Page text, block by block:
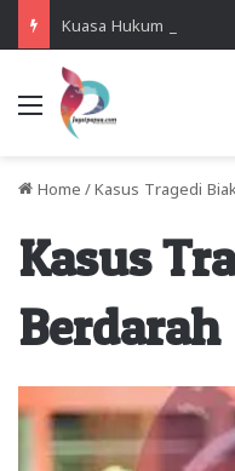
Menu
Home / Kasus Tragedi
Kasus
Berdarah